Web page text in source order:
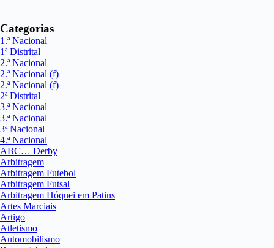
Categorias
1.ª Nacional
1ª Distrital
2.ª Nacional
2.ª Nacional (f)
2.ª Nacional (f)
2ª Distrital
3.ª Nacional
3.ª Nacional
3ª Nacional
4.ª Nacional
ABC… Derby
Arbitragem
Arbitragem Futebol
Arbitragem Futsal
Arbitragem Hóquei em Patins
Artes Marciais
Artigo
Atletismo
Automobilismo